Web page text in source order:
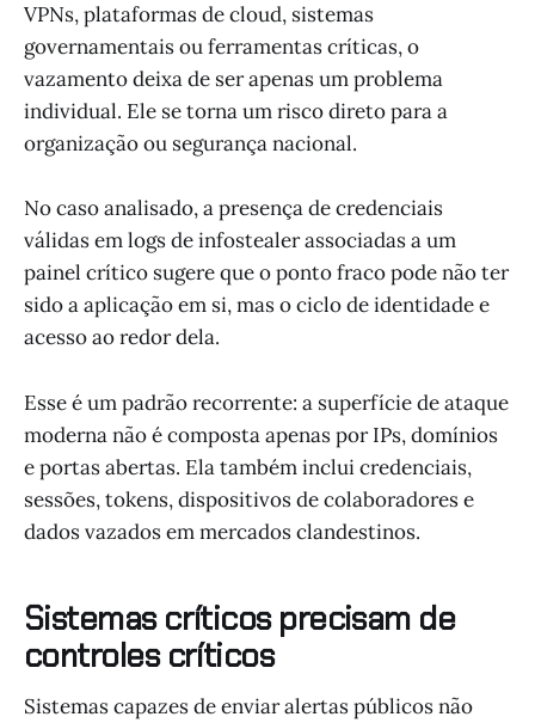
VPNs, plataformas de cloud, sistemas
governamentais ou ferramentas críticas, o
vazamento deixa de ser apenas um problema
individual. Ele se torna um risco direto para a
organização ou segurança nacional.
No caso analisado, a presença de credenciais
válidas em logs de infostealer associadas a um
painel crítico sugere que o ponto fraco pode não ter
sido a aplicação em si, mas o ciclo de identidade e
acesso ao redor dela.
Esse é um padrão recorrente: a superfície de ataque
moderna não é composta apenas por IPs, domínios
e portas abertas. Ela também inclui credenciais,
sessões, tokens, dispositivos de colaboradores e
dados vazados em mercados clandestinos.
Sistemas críticos precisam de
controles críticos
Sistemas capazes de enviar alertas públicos não